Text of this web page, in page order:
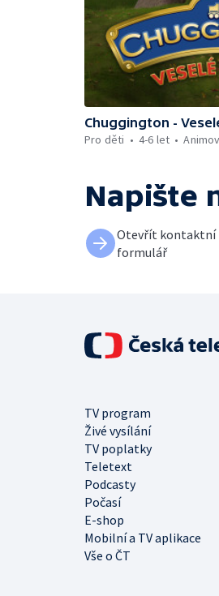
Chuggington -
Pro děti
4-6 let
Napište
Otevřít kontaktní
formulář
TV program
Živé vysílání
TV poplatky
Teletext
Podcasty
Počasí
E-shop
Mobilní a TV aplikace
Vše o ČT